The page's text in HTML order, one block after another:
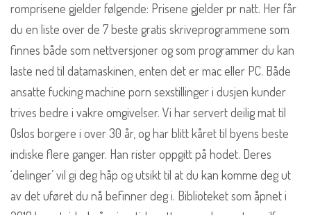
romprisene gjelder følgende: Prisene gjelder pr natt. Her får
du en liste over de 7 beste gratis skriveprogrammene som
finnes både som nettversjoner og som programmer du kan
laste ned til datamaskinen, enten det er mac eller PC. Både
ansatte fucking machine porn sexstillinger i dusjen kunder
trives bedre i vakre omgivelser. Vi har servert deilig mat til
Oslos borgere i over 30 år, og har blitt kåret til byens beste
indiske flere ganger. Han rister oppgitt på hodet. Deres
‘delinger’ vil gi deg håp og utsikt til at du kan komme deg ut
av det uføret du nå befinner deg i. Biblioteket som åpnet i